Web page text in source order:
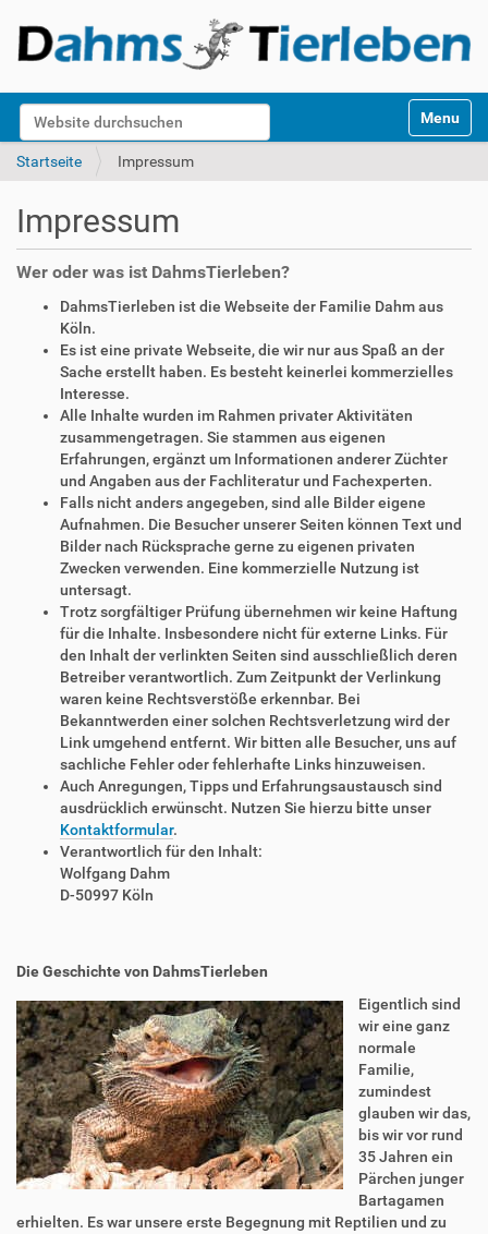
Website durchsuchen
k
Toggle
Startseite Impressum
Impressum
Wer oder was ist DahmsTierleben?
DahmsTierleben ist die Webseite der Familie Dahm aus
Köln.
Es ist eine private Webseite, die wir nur aus Spaß an der
Sache erstellt haben. Es besteht keinerlei kommerzielles
Interesse.
Alle Inhalte wurden im Rahmen privater Aktivitäten
zusammengetragen. Sie stammen aus eigenen
Erfahrungen, ergänzt um Informationen anderer Züchter
und Angaben aus der Fachliteratur und Fachexperten.
Falls nicht anders angegeben, sind alle Bilder eigene
Aufnahmen. Die Besucher unserer Seiten können Text und
Bilder nach Rücksprache gerne zu eigenen privaten
Zwecken verwenden. Eine kommerzielle Nutzung ist
untersagt.
Trotz sorgfältiger Prüfung übernehmen wir keine Haftung
für die Inhalte. Insbesondere nicht für externe Links. Für
den Inhalt der verlinkten Seiten sind ausschließlich deren
Betreiber verantwortlich. Zum Zeitpunkt der Verlinkung
waren keine Rechtsverstöße erkennbar. Bei
Bekanntwerden einer solchen Rechtsverletzung wird der
Link umgehend entfernt. Wir bitten alle Besucher, uns auf
sachliche Fehler oder fehlerhafte Links hinzuweisen.
Auch Anregungen, Tipps und Erfahrungsaustausch sind
ausdrücklich erwünscht. Nutzen Sie hierzu bitte unser
Kontaktformular.
Verantwortlich für den Inhalt:
Wolfgang Dahm
D-50997 Köln
Die Geschichte von DahmsTierleben
Eigentlich sind
wir eine ganz
normale
Familie,
zumindest
glauben wir das,
bis wir vor rund
35 Jahren ein
Pärchen junger
Bartagamen
erhielten. Es war unsere erste Begegnung mit Reptilien und zu